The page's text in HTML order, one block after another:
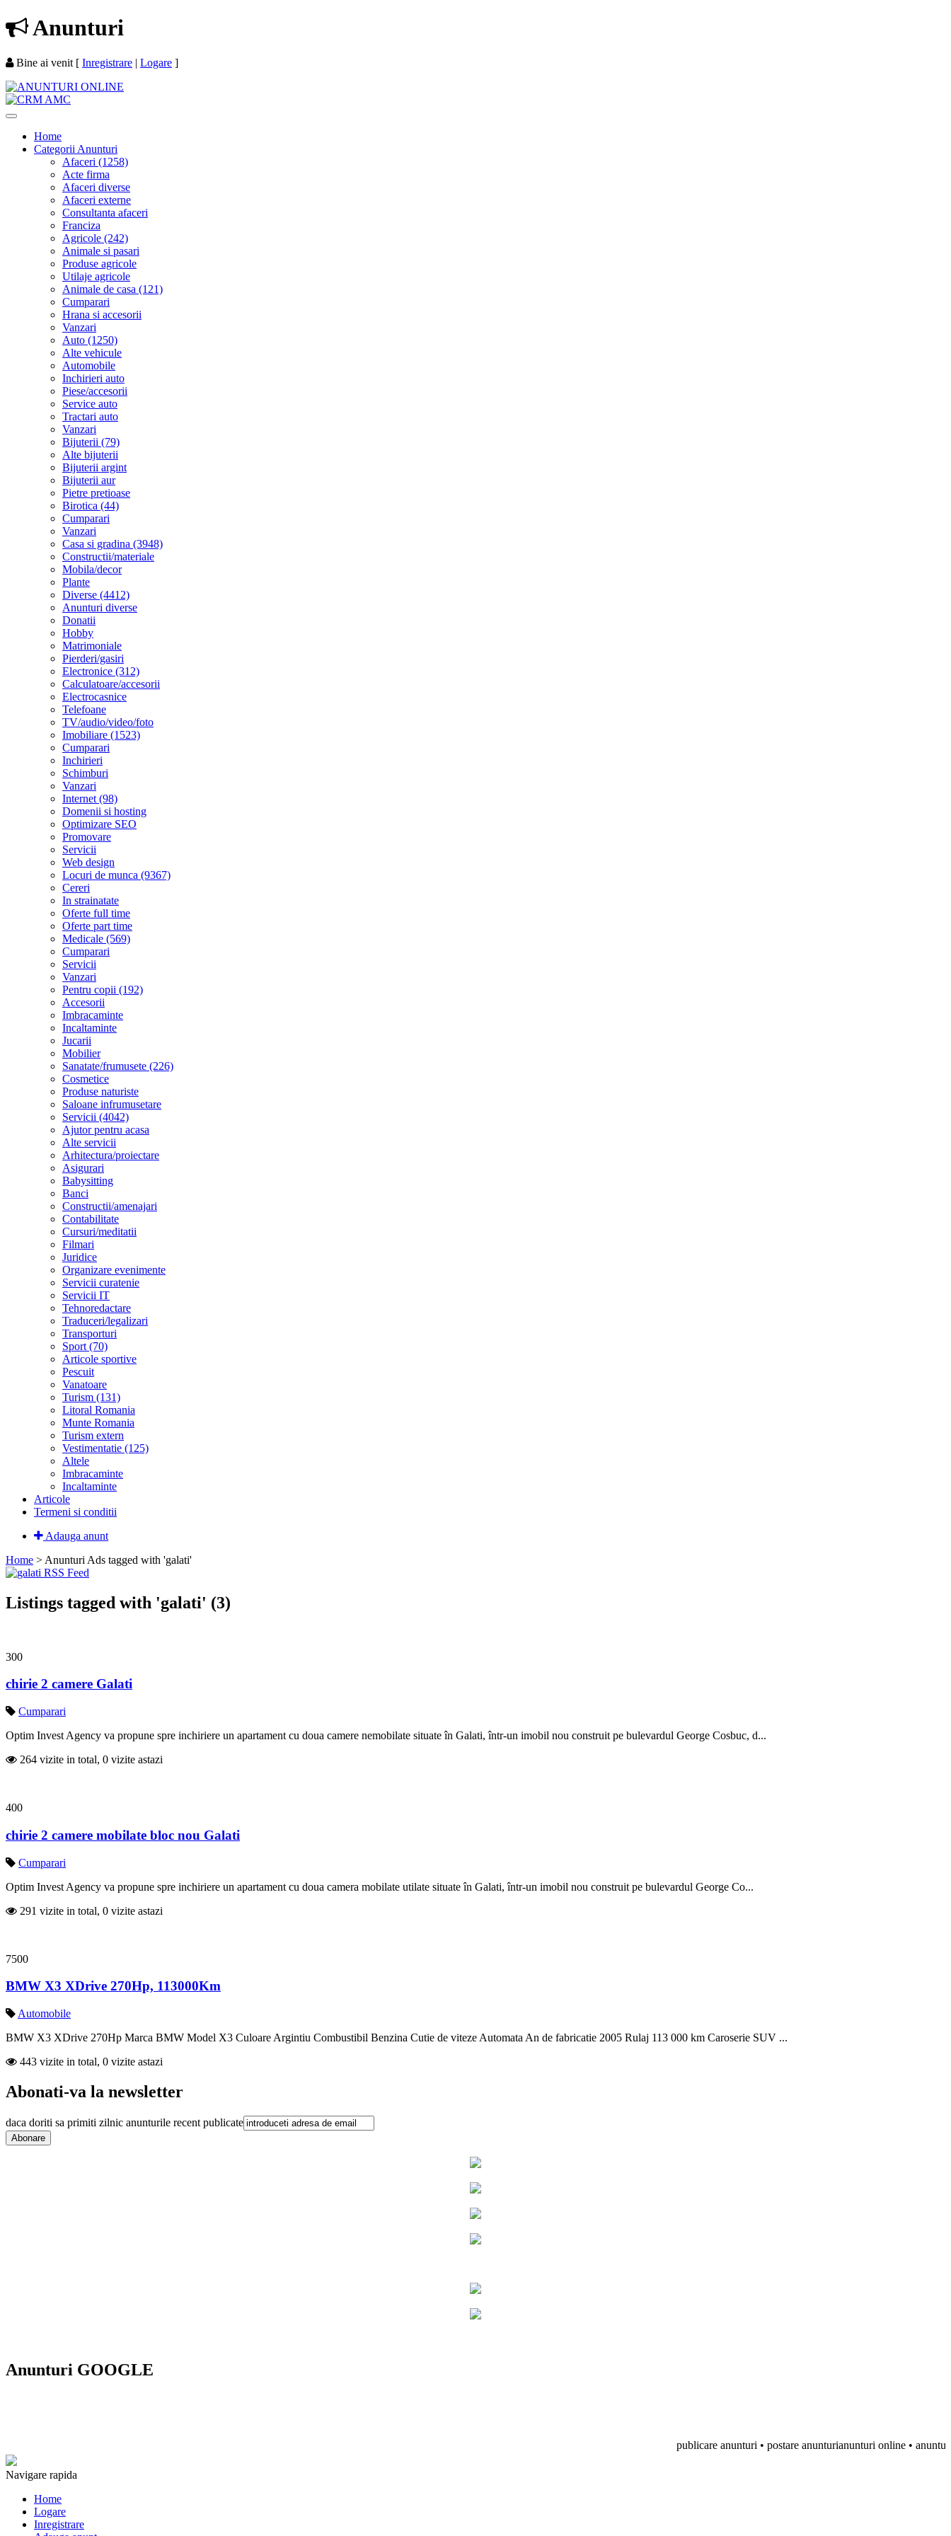
Anunturi
Bine ai venit [ Inregistrare | Logare ]
Home
Categorii Anunturi
Afaceri (1258)
Acte firma
Afaceri diverse
Afaceri externe
Consultanta afaceri
Franciza
Agricole (242)
Animale si pasari
Produse agricole
Utilaje agricole
Animale de casa (121)
Cumparari
Hrana si accesorii
Vanzari
Auto (1250)
Alte vehicule
Automobile
Inchirieri auto
Piese/accesorii
Service auto
Tractari auto
Vanzari
Bijuterii (79)
Alte bijuterii
Bijuterii argint
Bijuterii aur
Pietre pretioase
Birotica (44)
Cumparari
Vanzari
Casa si gradina (3948)
Constructii/materiale
Mobila/decor
Plante
Diverse (4412)
Anunturi diverse
Donatii
Hobby
Matrimoniale
Pierderi/gasiri
Electronice (312)
Calculatoare/accesorii
Electrocasnice
Telefoane
TV/audio/video/foto
Imobiliare (1523)
Cumparari
Inchirieri
Schimburi
Vanzari
Internet (98)
Domenii si hosting
Optimizare SEO
Promovare
Servicii
Web design
Locuri de munca (9367)
Cereri
In strainatate
Oferte full time
Oferte part time
Medicale (569)
Cumparari
Servicii
Vanzari
Pentru copii (192)
Accesorii
Imbracaminte
Incaltaminte
Jucarii
Mobilier
Sanatate/frumusete (226)
Cosmetice
Produse naturiste
Saloane infrumusetare
Servicii (4042)
Ajutor pentru acasa
Alte servicii
Arhitectura/proiectare
Asigurari
Babysitting
Banci
Constructii/amenajari
Contabilitate
Cursuri/meditatii
Filmari
Juridice
Organizare evenimente
Servicii curatenie
Servicii IT
Tehnoredactare
Traduceri/legalizari
Transporturi
Sport (70)
Articole sportive
Pescuit
Vanatoare
Turism (131)
Litoral Romania
Munte Romania
Turism extern
Vestimentatie (125)
Altele
Imbracaminte
Incaltaminte
Articole
Termeni si conditii
Adauga anunt
Home > Anunturi Ads tagged with 'galati'
Listings tagged with 'galati' (3)
300
chirie 2 camere Galati
Cumparari
Optim Invest Agency va propune spre inchiriere un apartament cu doua camere nemobilate situate în Galati, într-un imobil nou construit pe bulevardul George Cosbuc, d...
264 vizite in total, 0 vizite astazi
400
chirie 2 camere mobilate bloc nou Galati
Cumparari
Optim Invest Agency va propune spre inchiriere un apartament cu doua camera mobilate utilate situate în Galati, într-un imobil nou construit pe bulevardul George Co...
291 vizite in total, 0 vizite astazi
7500
BMW X3 XDrive 270Hp, 113000Km
Automobile
BMW X3 XDrive 270Hp Marca BMW Model X3 Culoare Argintiu Combustibil Benzina Cutie de viteze Automata An de fabricatie 2005 Rulaj 113 000 km Caroserie SUV ...
443 vizite in total, 0 vizite astazi
Abonati-va la newsletter
daca doriti sa primiti zilnic anunturile recent publicate
Anunturi GOOGLE
publicare anunturi • postare anunturianunturi online • anunturi
Navigare rapida
Home
Logare
Inregistrare